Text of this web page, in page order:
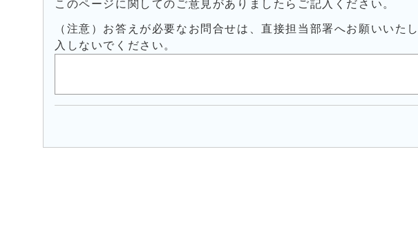
このページに関してのご意見がありましたらご記入ください。
（注意）お答えが必要なお問合せは、直接担当部署へお願いい
入しないでください。